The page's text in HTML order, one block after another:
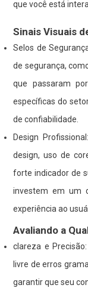
que você está
Sinais Visuais
Selos de
de segurança,
que passaram
específicas do
de confiabilidade.
Design
design, uso de
forte indicador de
investem em um
experiência ao
Avaliando a
clareza e
livre de erros
garantir que seu